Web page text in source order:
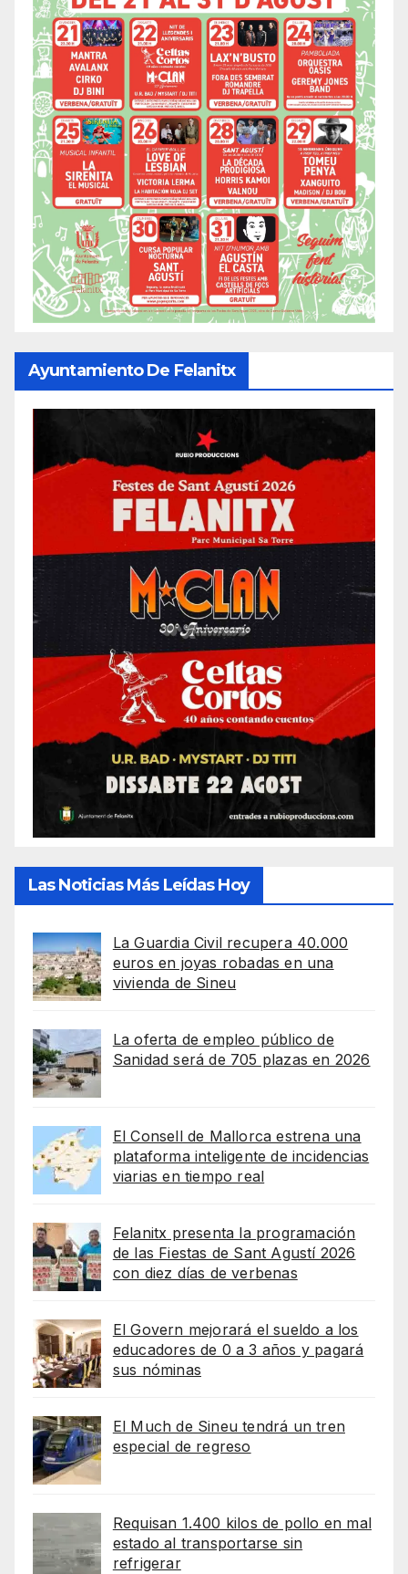
Ayuntamiento De Felanitx
Las Noticias Más Leídas Hoy
La Guardia Civil recupera 40.000
euros en joyas robadas en una
vivienda de Sineu
La oferta de empleo público de
Sanidad será de 705 plazas en 2026
El Consell de Mallorca estrena una
plataforma inteligente de incidencias
viarias en tiempo real
Felanitx presenta la programación
de las Fiestas de Sant Agustí 2026
con diez días de verbenas
El Govern mejorará el sueldo a los
educadores de 0 a 3 años y pagará
sus nóminas
El Much de Sineu tendrá un tren
especial de regreso
Requisan 1.400 kilos de pollo en mal
estado al transportarse sin
refrigerar